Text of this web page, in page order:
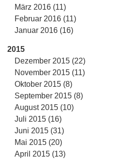
März 2016 (11)
Februar 2016 (11)
Januar 2016 (16)
2015
Dezember 2015 (22)
November 2015 (11)
Oktober 2015 (8)
September 2015 (8)
August 2015 (10)
Juli 2015 (16)
Juni 2015 (31)
Mai 2015 (20)
April 2015 (13)